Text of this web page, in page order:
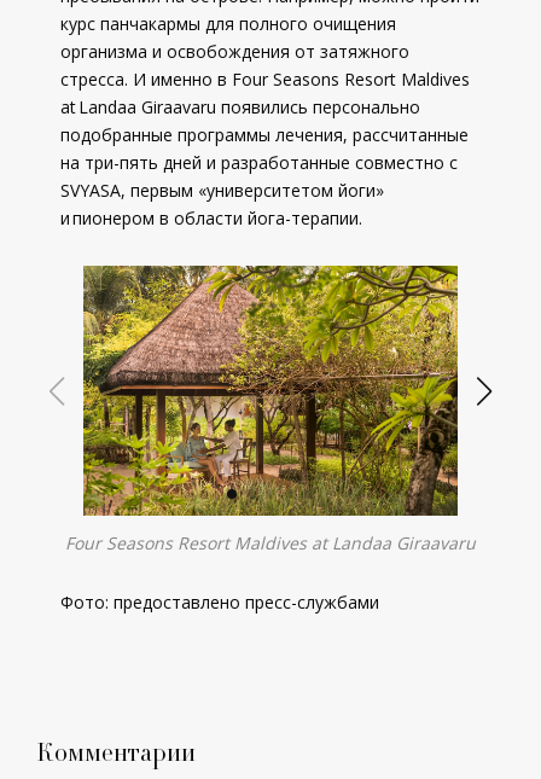
курс панчакармы для полного очищения
организма и освобождения от затяжного
стресса. И именно в Four Seasons Resort Maldives
at Landaa Giraavaru появились персонально
подобранные программы лечения, рассчитанные
на три-пять дней и разработанные совместно с
SVYASA, первым «университетом йоги»
и пионером в области йога-терапии.
Four Seasons Resort Maldives at Landaa Giraavaru
Фото: предоставлено пресс-службами
Комментарии